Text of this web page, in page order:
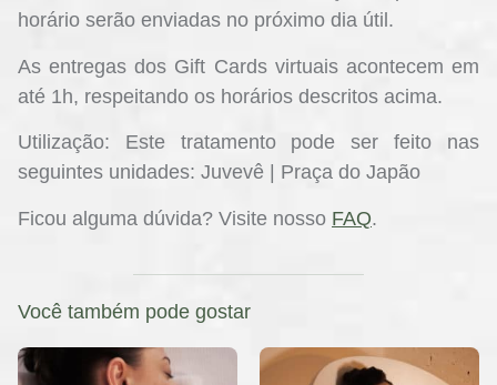
horário serão enviadas no próximo dia útil.
As entregas dos Gift Cards virtuais acontecem em
até 1h, respeitando os horários descritos acima.
Utilização: Este tratamento pode ser feito nas
seguintes unidades: Juvevê | Praça do Japão
Ficou alguma dúvida? Visite nosso FAQ.
Você também pode gostar